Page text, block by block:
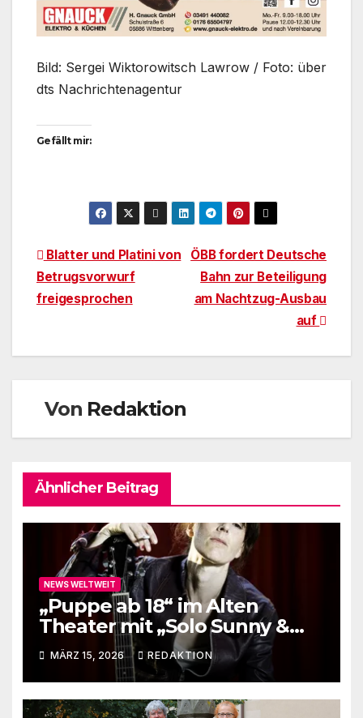
Bild: Sergei Wiktorowitsch Lawrow / Foto: über
dts Nachrichtenagentur
Gefällt mir:
Beitragsnavigation
ÖBB fordert Deutsche
Bahn zur Beteiligung
am Nachtzug-Ausbau
auf
Blatter und Platini von
Betrugsvorwurf
freigesprochen
Von Redaktion
Ähnlicher Beitrag
NEWS WELTWEIT
„Puppe ab 18“ im Alten
Theater mit „Solo Sunny &
me“
MÄRZ 15, 2026 REDAKTION